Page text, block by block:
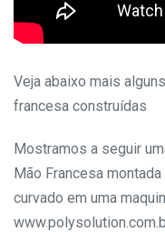
Veja abaixo mais
francesa construídas
Mostramos a seguir
Mão Francesa
curvado em uma